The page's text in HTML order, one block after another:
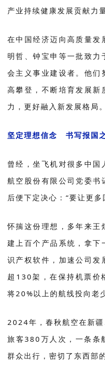
产业持续健康发展贡献力
在中国经济迈向高质量发
明哲、钟宝申等一批致力
会主义事业建设者。他们
高攀登，不断培育发展新
力，更好融入新发展格局。
坚定理想信念 书写报国
曾经，坐飞机对很多中国
航空股份有限公司党委书
后便下定决心：“要让更
怀揣这份理想，多年来王
建上百个产品系统，拿下
识产权软件，加速公司发
超130架，在保持机票价
将20%以上的航线投向老
2024年，春秋航空在新
旅客380万人次，一条条
群众出行，密切了东西部